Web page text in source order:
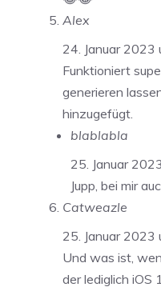
Alex
24. Januar 2023
Funktioniert
generieren
hinzugefügt.
blablabla
25. Januar
Jupp, bei mir
Catweazle
25. Januar 2023
Und was ist,
der lediglich iOS